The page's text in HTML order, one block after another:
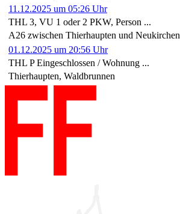
11.12.2025 um 05:26 Uhr
THL 3, VU 1 oder 2 PKW, Person ...
A26 zwischen Thierhaupten und Neukirchen
01.12.2025 um 20:56 Uhr
THL P Eingeschlossen / Wohnung ...
Thierhaupten, Waldbrunnen